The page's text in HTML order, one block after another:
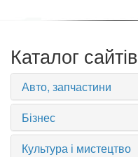
Каталог сайтів
Авто, запчастини
Бізнес
Культура і мистецтво